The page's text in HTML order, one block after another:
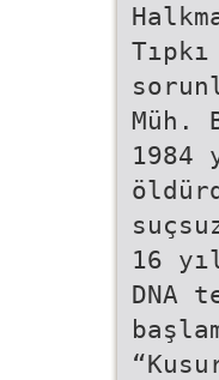
Müh.
1984
16
DNA